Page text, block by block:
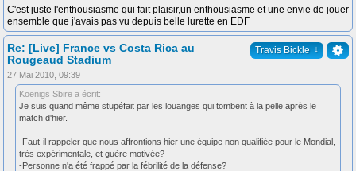
C'est juste l'enthousiasme qui fait plaisir,un enthousiasme et une envie de jouer
ensemble que j'avais pas vu depuis belle lurette en EDF
Travis Bickle ↓
Re: [Live] France vs Costa Rica au
Rougeaud Stadium
27 Mai 2010, 09:39
Koenigs Sbire a écrit:
Je suis quand même stupéfait par les louanges qui tombent à la pelle après le
match d'hier.
-Faut-il rappeler que nous affrontions hier une équipe non qualifiée pour le Mondial,
très expérimentale, et guère motivée?
-Personne n'a été frappé par la fébrilité de la défense?